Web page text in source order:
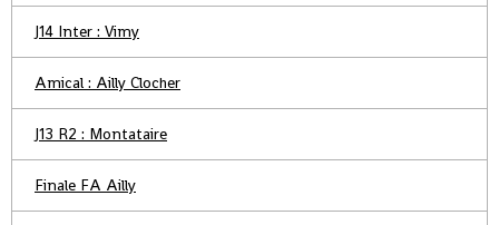
J14 Inter : Vimy
Amical : Ailly Clocher
J13 R2 : Montataire
Finale FA Ailly